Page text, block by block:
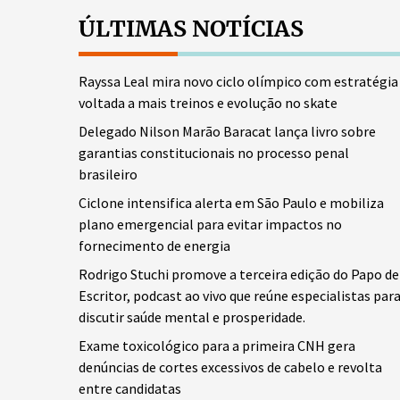
ÚLTIMAS NOTÍCIAS
Rayssa Leal mira novo ciclo olímpico com estratégia
voltada a mais treinos e evolução no skate
Delegado Nilson Marão Baracat lança livro sobre
garantias constitucionais no processo penal
brasileiro
Ciclone intensifica alerta em São Paulo e mobiliza
plano emergencial para evitar impactos no
fornecimento de energia
Rodrigo Stuchi promove a terceira edição do Papo de
Escritor, podcast ao vivo que reúne especialistas para
discutir saúde mental e prosperidade.
Exame toxicológico para a primeira CNH gera
denúncias de cortes excessivos de cabelo e revolta
entre candidatas